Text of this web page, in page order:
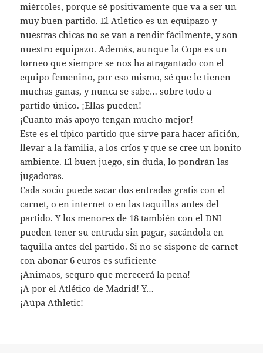
miércoles, porque sé positivamente que va a ser un
muy buen partido. El Atlético es un equipazo y
nuestras chicas no se van a rendir fácilmente, y son
nuestro equipazo. Además, aunque la Copa es un
torneo que siempre se nos ha atragantado con el
equipo femenino, por eso mismo, sé que le tienen
muchas ganas, y nunca se sabe… sobre todo a
partido único. ¡Ellas pueden!
¡Cuanto más apoyo tengan mucho mejor!
Este es el típico partido que sirve para hacer afición,
llevar a la familia, a los críos y que se cree un bonito
ambiente. El buen juego, sin duda, lo pondrán las
jugadoras.
Cada socio puede sacar dos entradas gratis con el
carnet, o en internet o en las taquillas antes del
partido. Y los menores de 18 también con el DNI
pueden tener su entrada sin pagar, sacándola en
taquilla antes del partido. Si no se sispone de carnet
con abonar 6 euros es suficiente
¡Animaos, sequro que merecerá la pena!
¡A por el Atlético de Madrid! Y…
¡Aúpa Athletic!